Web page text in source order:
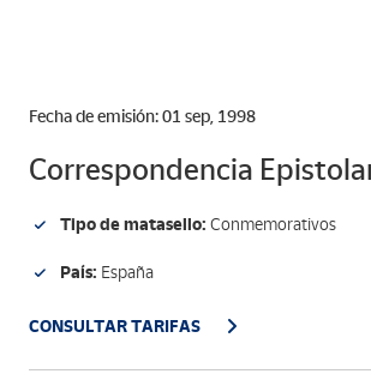
Fecha de emisión: 01 sep, 1998
Correspondencia
Tipo de matasello: Conmemorativos
País: España
CONSULTAR TARIFAS